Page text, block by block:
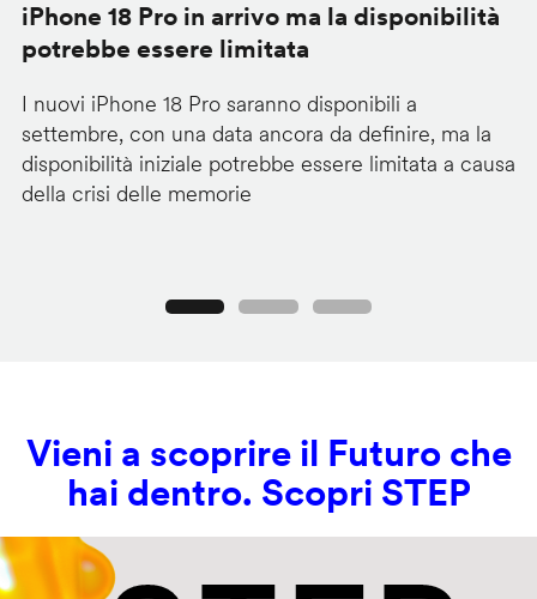
iPhone 18 Pro in arrivo ma la disponibilità
potrebbe essere limitata
I nuovi iPhone 18 Pro saranno disponibili a
settembre, con una data ancora da definire, ma la
disponibilità iniziale potrebbe essere limitata a causa
della crisi delle memorie
Vieni a scoprire il Futuro che
hai dentro. Scopri STEP